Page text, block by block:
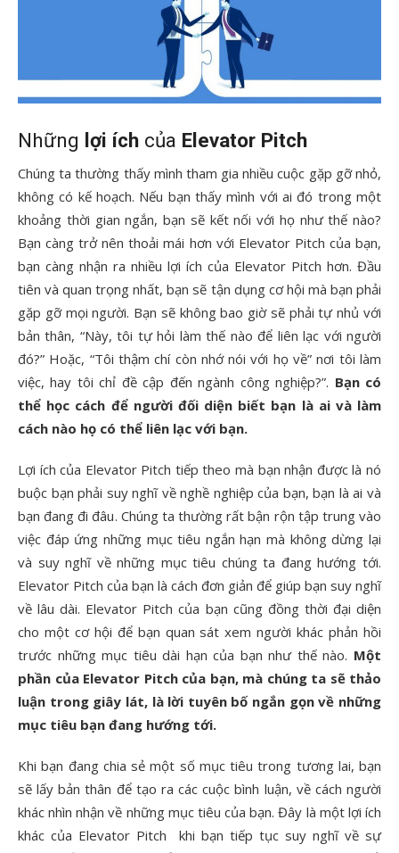
Những lợi ích của Elevator Pitch
Chúng ta thường thấy mình tham gia nhiều cuộc gặp gỡ nhỏ,
không có kế hoạch. Nếu bạn thấy mình với ai đó trong một
khoảng thời gian ngắn, bạn sẽ kết nối với họ như thế nào?
Bạn càng trở nên thoải mái hơn với Elevator Pitch của bạn,
bạn càng nhận ra nhiều lợi ích của Elevator Pitch hơn. Đầu
tiên và quan trọng nhất, bạn sẽ tận dụng cơ hội mà bạn phải
gặp gỡ mọi người. Bạn sẽ không bao giờ sẽ phải tự nhủ với
bản thân, “Này, tôi tự hỏi làm thế nào để liên lạc với người
đó?” Hoặc, “Tôi thậm chí còn nhớ nói với họ về” nơi tôi làm
việc, hay tôi chỉ đề cập đến ngành công nghiệp?”. Bạn có
thể học cách để người đối diện biết bạn là ai và làm
cách nào họ có thể liên lạc với bạn.
Lợi ích của Elevator Pitch tiếp theo mà bạn nhận được là nó
buộc bạn phải suy nghĩ về nghề nghiệp của bạn, bạn là ai và
bạn đang đi đâu. Chúng ta thường rất bận rộn tập trung vào
việc đáp ứng những mục tiêu ngắn hạn mà không dừng lại
và suy nghĩ về những mục tiêu chúng ta đang hướng tới.
Elevator Pitch của bạn là cách đơn giản để giúp bạn suy nghĩ
về lâu dài. Elevator Pitch của bạn cũng đồng thời đại diện
cho một cơ hội để bạn quan sát xem người khác phản hồi
trước những mục tiêu dài hạn của bạn như thế nào. Một
phần của Elevator Pitch của bạn, mà chúng ta sẽ thảo
luận trong giây lát, là lời tuyên bố ngắn gọn về những
mục tiêu bạn đang hướng tới.
Khi bạn đang chia sẻ một số mục tiêu trong tương lai, bạn
sẽ lấy bản thân để tạo ra các cuộc bình luận, về cách người
khác nhìn nhận về những mục tiêu của bạn. Đây là một lợi ích
khác của Elevator Pitch khi bạn tiếp tục suy nghĩ về sự